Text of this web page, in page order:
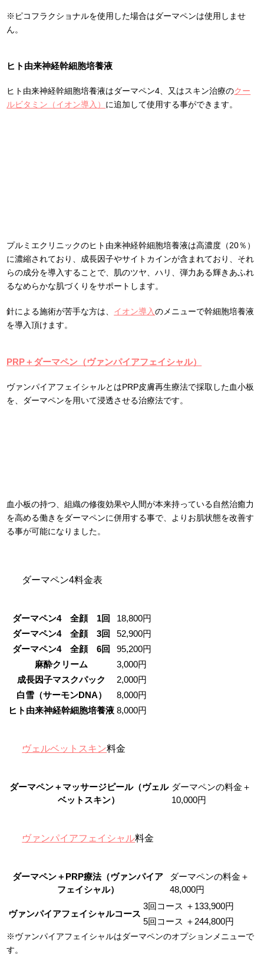
※ピコフラクショナルを使用した場合はダーマペンは使用しませ
ん。
ヒト由来神経幹細胞培養液
ヒト由来神経幹細胞培養液はダーマペン4、又はスキン治療のクー
ルビタミン（イオン導入） に追加して使用する事ができます。
プルミエクリニックのヒト由来神経幹細胞培養液は高濃度（20％）
に濃縮されており、成長因子やサイトカインが含まれており、それ
らの成分を導入することで、肌のツヤ、ハリ、弾力ある輝きあふれ
るなめらかな肌づくりをサポートします。
針による施術が苦手な方は、 イオン導入のメニューで幹細胞培養液
を導入頂けます。
PRP＋ダーマペン（ヴァンパイアフェイシャル）
ヴァンパイアフェイシャルとはPRP皮膚再生療法で採取した血小板
を、ダーマペンを用いて浸透させる治療法です。
血小板の持つ、組織の修復効果や人間が本来持っている自然治癒力
を高める働きをダーマペンに併用する事で、よりお肌状態を改善す
る事が可能になりました。
ダーマペン4料金表
ダーマペン4 全顔 1回
18,800円
ダーマペン4 全顔 3回
52,900円
ダーマペン4 全顔 6回
95,200円
麻酔クリーム
3,000円
成長因子マスクパック
2,000円
白雪（サーモンDNA）
8,000円
ヒト由来神経幹細胞培養液 8,000円
ヴェルベットスキン料金
ダーマペン＋マッサージピール（ヴェル
ベットスキン）
ダーマペンの料金＋
10,000円
ヴァンパイアフェイシャル料金
ダーマペン＋PRP療法（ヴァンパイア
フェイシャル）
ダーマペンの料金＋
48,000円
ヴァンパイアフェイシャルコース
3回コース ＋133,900円
5回コース ＋244,800円
※ヴァンパイアフェイシャルはダーマペンのオプションメニューで
す。